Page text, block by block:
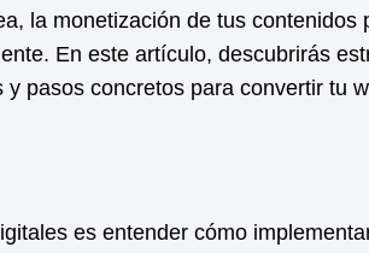
la monetización de tus contenidos
En este artículo, descubrirás
y pasos concretos para convertir tu
es entender cómo